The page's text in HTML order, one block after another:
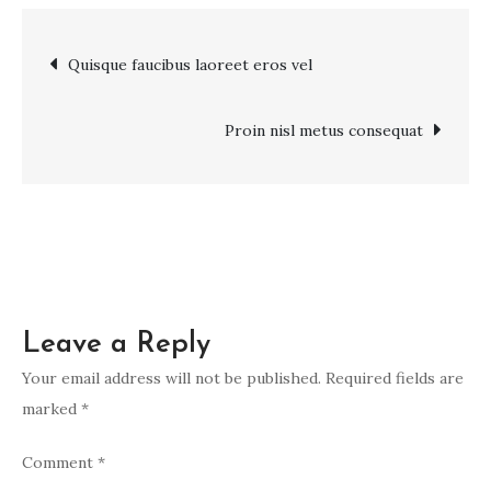
non
Post
navigation
Quisque faucibus laoreet eros vel
Proin nisl metus consequat
Leave a Reply
Your email address will not be published. Required fields are
marked *
Comment *